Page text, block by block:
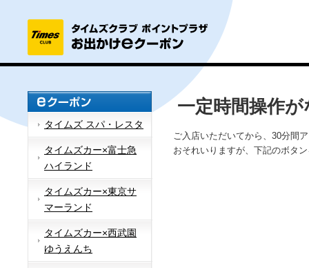
タイムズ スパ・レスタ
タイムズカー×富士急
ハイランド
タイムズカー×東京サ
マーランド
タイムズカー×西武園
ゆうえんち
一定時間操作
ご入店いただいてから、30分間
おそれいりますが、下記のボタ